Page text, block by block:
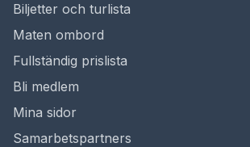
Biljetter och turlista
Maten ombord
Fullständig prislista
Bli medlem
Mina sidor
Samarbetspartners